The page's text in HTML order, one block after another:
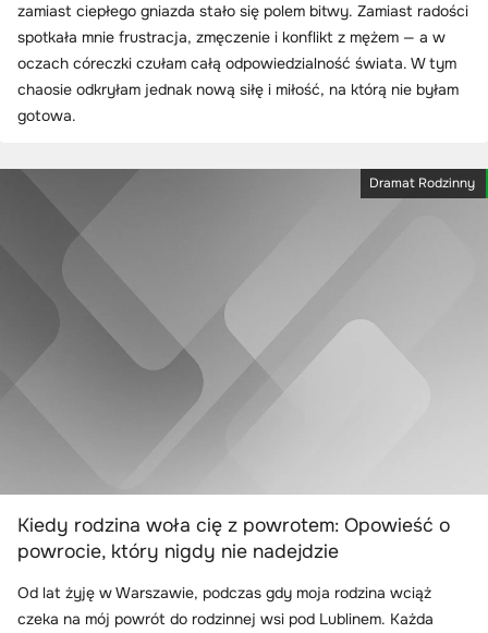
zamiast ciepłego gniazda stało się polem bitwy. Zamiast radości
spotkała mnie frustracja, zmęczenie i konflikt z mężem — a w
oczach córeczki czułam całą odpowiedzialność świata. W tym
chaosie odkryłam jednak nową siłę i miłość, na którą nie byłam
gotowa.
Dramat Rodzinny
Kiedy rodzina woła cię z powrotem: Opowieść o
powrocie, który nigdy nie nadejdzie
Od lat żyję w Warszawie, podczas gdy moja rodzina wciąż
czeka na mój powrót do rodzinnej wsi pod Lublinem. Każda